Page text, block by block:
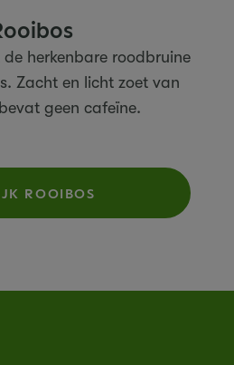
herkenbare roodbruine
Zacht en licht zoet van
geen cafeïne.
ROOIBOS